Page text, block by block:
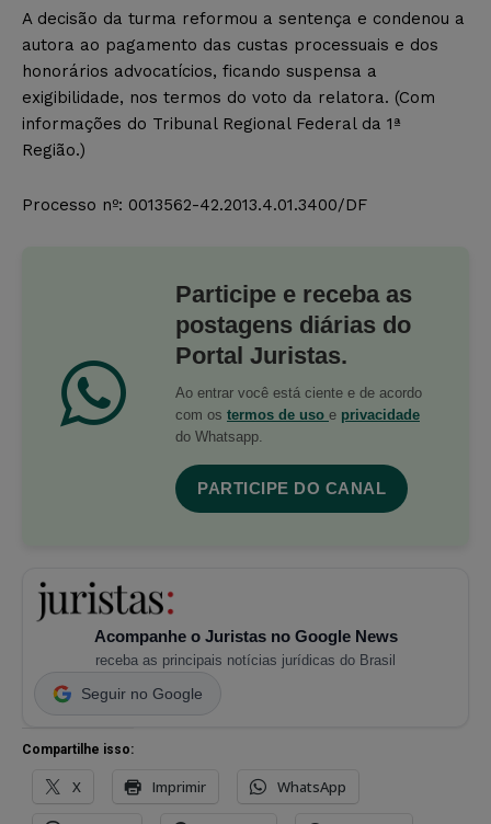
A decisão da turma reformou a sentença e condenou a
autora ao pagamento das custas processuais e dos
honorários advocatícios, ficando suspensa a
exigibilidade, nos termos do voto da relatora. (Com
informações do Tribunal Regional Federal da 1ª
Região.)
Processo nº: 0013562-42.2013.4.01.3400/DF
Participe e receba as
postagens diárias do
Portal Juristas.
Ao entrar você está ciente e de acordo
com os termos de uso e privacidade
do Whatsapp.
PARTICIPE DO CANAL
Acompanhe o Juristas no Google News
receba as principais notícias jurídicas do Brasil
Seguir no Google
Compartilhe isso:
X Imprimir WhatsApp